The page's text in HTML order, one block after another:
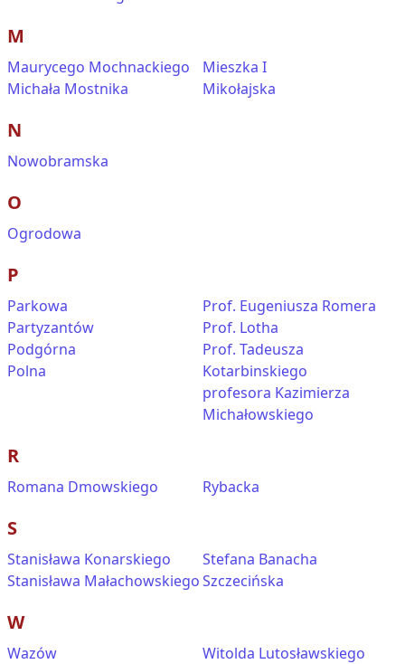
M
Maurycego Mochnackiego
Michała Mostnika
Mieszka I
Mikołajska
N
Nowobramska
O
Ogrodowa
P
Parkowa
Partyzantów
Podgórna
Polna
Prof. Eugeniusza Romera
Prof. Lotha
Prof. Tadeusza
Kotarbinskiego
profesora Kazimierza
Michałowskiego
R
Romana Dmowskiego Rybacka
S
Stanisława Konarskiego
Stanisława Małachowskiego
Stefana Banacha
Szczecińska
W
Wazów
Witolda Lutosławskiego